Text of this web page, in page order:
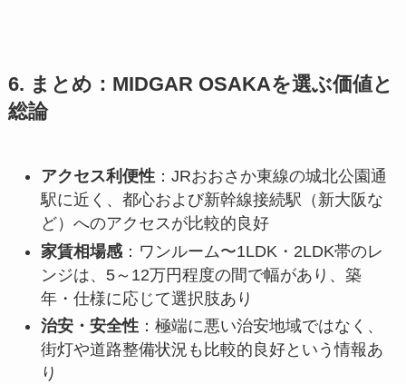
6. まとめ：MIDGAR OSAKAを選ぶ価値と
総論
アクセス利便性：JRおおさか東線の城北公園通
駅に近く、都心および新幹線接続駅（新大阪な
ど）へのアクセスが比較的良好
家賃相場感：ワンルーム〜1LDK・2LDK帯のレ
ンジは、5～12万円程度の間で幅があり、築
年・仕様に応じて選択肢あり
治安・安全性：極端に悪い治安地域ではなく、
街灯や道路整備状況も比較的良好という情報あ
り